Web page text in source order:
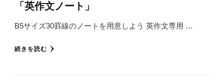
「英作文ノート」
B5サイズ30罫線のノートを用意しよう 英作文専用 …
続きを読む